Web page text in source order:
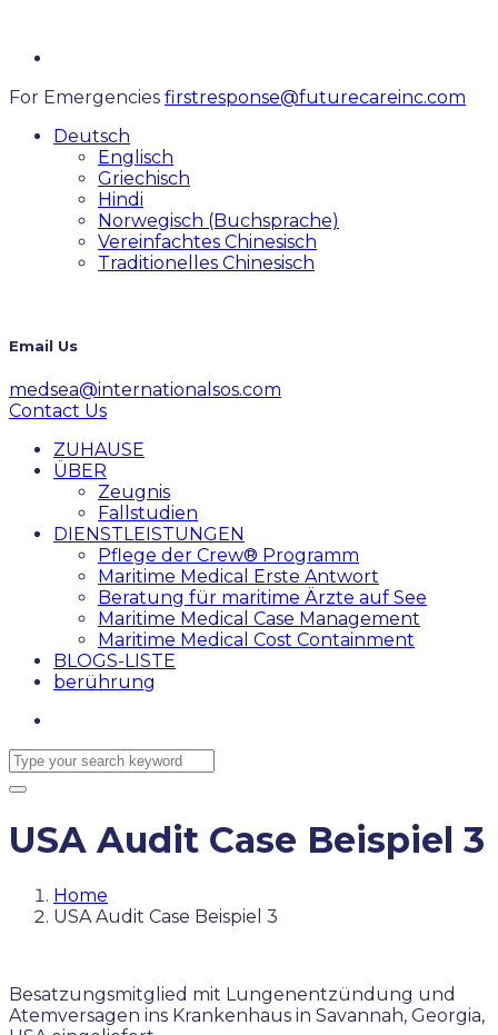
For Emergencies firstresponse@futurecareinc.com
Deutsch
Englisch
Griechisch
Hindi
Norwegisch (Buchsprache)
Vereinfachtes Chinesisch
Traditionelles Chinesisch
Email Us
medsea@internationalsos.com
Contact Us
ZUHAUSE
ÜBER
Zeugnis
Fallstudien
DIENSTLEISTUNGEN
Pflege der Crew® Programm
Maritime Medical Erste Antwort
Beratung für maritime Ärzte auf See
Maritime Medical Case Management
Maritime Medical Cost Containment
BLOGS-LISTE
berührung
USA Audit Case Beispiel 3
Home
USA Audit Case Beispiel 3
Besatzungsmitglied mit Lungenentzündung und
Atemversagen ins Krankenhaus in Savannah, Georgia,